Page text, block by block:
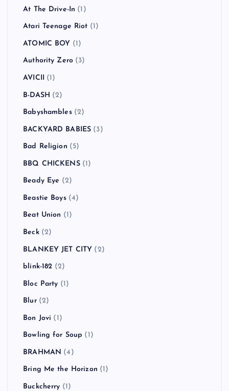
At The Drive-In (1)
Atari Teenage Riot (1)
ATOMIC BOY (1)
Authority Zero (3)
AVICII (1)
B-DASH (2)
Babyshambles(2)
BACKYARD BABIES (3)
Bad Religion (5)
BBQ CHICKENS(1)
Beady Eye (2)
Beastie Boys(4)
Beat Union (1)
Beck(2)
BLANKEY JET CITY (2)
blink-182 (2)
Bloc Party (1)
Blur(2)
Bon Jovi (1)
Bowling for Soup (1)
BRAHMAN (4)
Bring Me the Horizon (1)
Buckcherry (1)